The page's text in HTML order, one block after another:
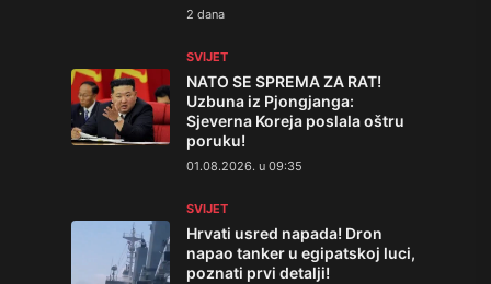
2 dana
SVIJET
NATO SE SPREMA ZA RAT!
Uzbuna iz Pjongjanga:
Sjeverna Koreja poslala oštru
poruku!
01.08.2026. u 09:35
SVIJET
Hrvati usred napada! Dron
napao tanker u egipatskoj luci,
poznati prvi detalji!